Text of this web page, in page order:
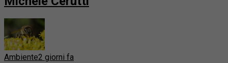
Ambiente2 giorni fa